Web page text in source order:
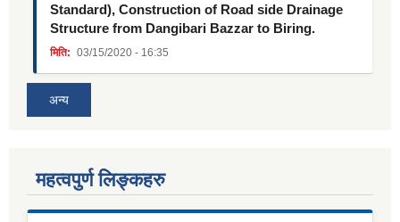
Standard), Construction of Road side Drainage
Structure from Dangibari Bazzar to Biring.
मिति: 03/15/2020 - 16:35
अन्य
महत्वपुर्ण लिङ्कहरु